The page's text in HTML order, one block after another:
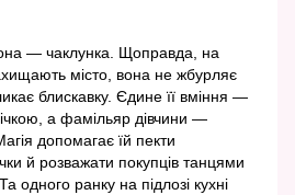
— чаклунка. Щоправда, на
місто, вона не жбурляє
блискавку. Єдине її вміння —
а фамільяр дівчини —
допомагає їй пекти
й розважати покупців танцями
одного ранку на підлозі кухні